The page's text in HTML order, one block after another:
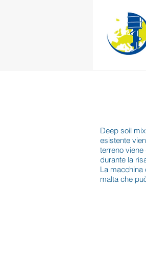
Deep soil
esistente
terreno
durante la
La macchina
malta che